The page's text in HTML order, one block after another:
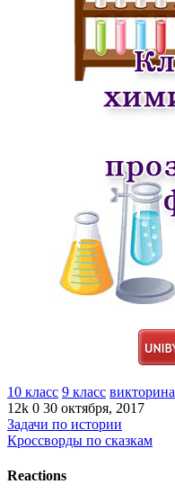
10 класс 9 класс викторина
12k 0 30 октября, 2017
Задачи по истории
Кроссворды по сказкам
Reactions